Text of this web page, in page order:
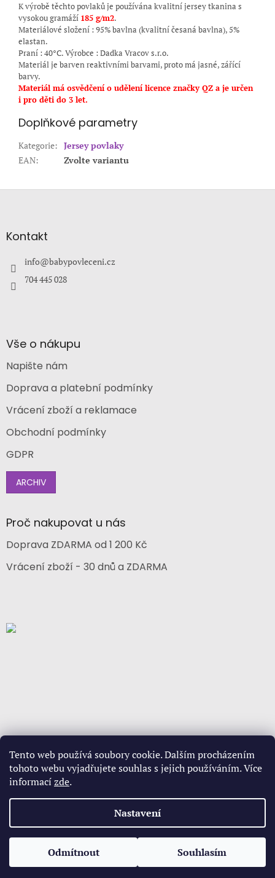
Tento web používá soubory cookie. Dalším procházením
tohoto webu vyjadřujete souhlas s jejich používáním. Více
informacízde.
Nastavení
Odmítnout Souhlasím
K výrobě těchto povlaků je používána kvalitní jersey tkanina s
vysokou gramáží 185 g/m2.
Materiálové složení : 95% bavlna (kvalitní česaná bavlna), 5%
elastan.
Praní : 40°C. Výrobce : Dadka Vracov s.r.o.
Materiál je barven reaktivními barvami, proto má jasné, zářící
barvy.
Materiál má osvědčení o udělení licence značky QZ a je určen
i pro děti do 3 let.
Doplňkové parametry
Kategorie: Jersey povlaky
EAN: Zvolte variantu
aKontakt
info@babypovleceni.cz
704 445 028
Vše o nákupu
Napište nám
Doprava a platební podmínky
Vrácení zboží a reklamace
Obchodní podmínky
GDPR
ARCHIV
Proč nakupovat u nás
Doprava ZDARMA od 1 200 Kč
Vrácení zboží - 30 dnů a ZDARMA
www.babypovleceni.cz
vyhrazena.
Upravit nastavení cookies